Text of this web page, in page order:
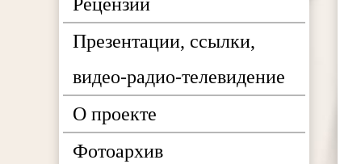
Презентации, ссылки,
видео-радио-телевидение
О проекте
Фотоархив